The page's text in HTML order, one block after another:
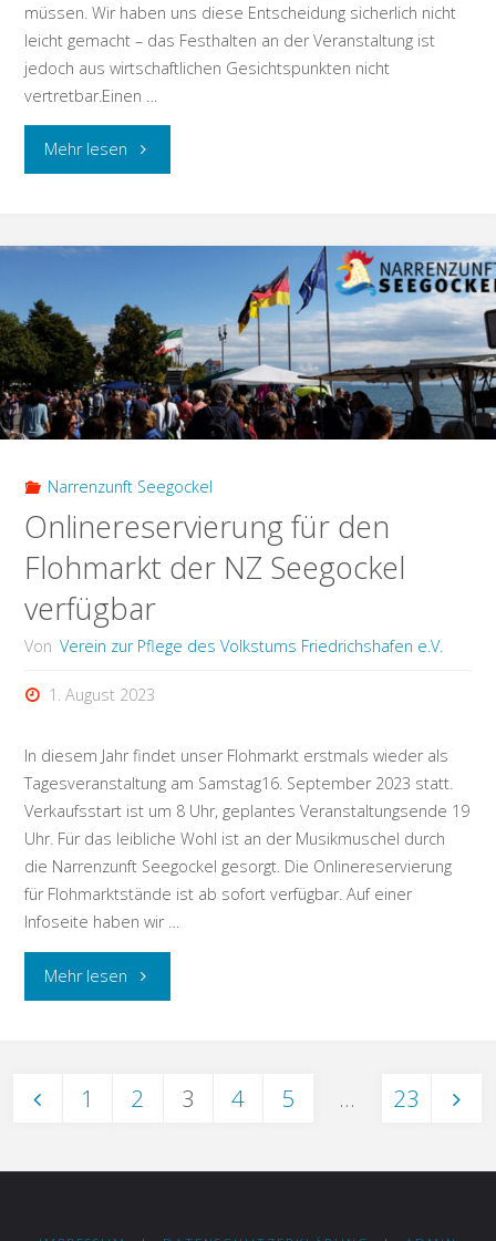
müssen. Wir haben uns diese Entscheidung sicherlich nicht
leicht gemacht – das Festhalten an der Veranstaltung ist
jedoch aus wirtschaftlichen Gesichtspunkten nicht
vertretbar.Einen …
Mehr lesen"Absage
Flohmarkts
Narrenzunft Seegockel
Onlinereservierung für den
Flohmarkt der NZ Seegockel
verfügbar
Von Verein zur Pflege des Volkstums Friedrichshafen e.V.
1. August 2023
In diesem Jahr findet unser Flohmarkt erstmals wieder als
Tagesveranstaltung am Samstag16. September 2023 statt.
Verkaufsstart ist um 8 Uhr, geplantes Veranstaltungsende 19
Uhr. Für das leibliche Wohl ist an der Musikmuschel durch
die Narrenzunft Seegockel gesorgt. Die Onlinereservierung
für Flohmarktstände ist ab sofort verfügbar. Auf einer
Infoseite haben wir …
Mehr lesen"Onlinereservierung
1 2 3 4 5 … 23